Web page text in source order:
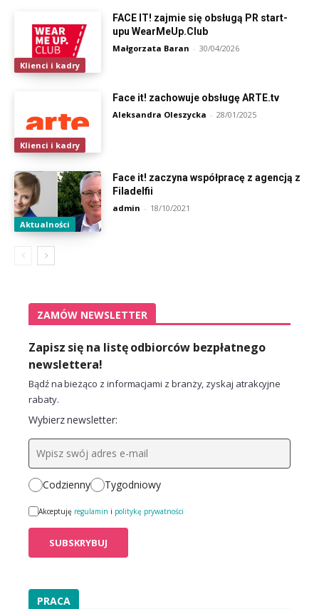
Klienci i kadry
FACE IT! zajmie się obsługą PR start-
upu WearMeUp.Club
Małgorzata Baran - 30/04/2026
Klienci i kadry
Face it! zachowuje obsługę ARTE.tv
Aleksandra Oleszycka - 28/01/2025
Aktualności
Face it! zaczyna współpracę z agencją z
Filadelfii
admin - 18/10/2021
ZAMÓW NEWSLETTER
Zapisz się na listę odbiorców bezpłatnego
newslettera!
Bądź na bieżąco z informacjami z branży, zyskaj atrakcyjne
rabaty.
Wybierz newsletter:
Codzienny Tygodniowy
Akceptuję regulamin i politykę prywatności
PRACA